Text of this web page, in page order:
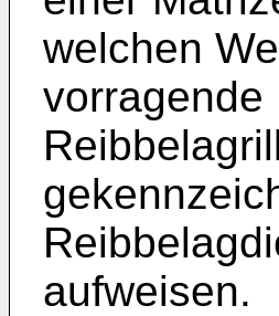
welchen
vorragende
aufweisen.